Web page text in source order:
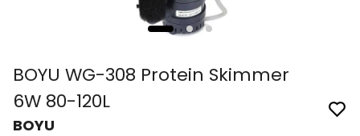
BOYU WG-308 Protein Skimmer
6W 80-120L
BOYU